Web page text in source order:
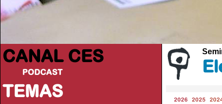
CANAL CES
PODCAST
TEMAS
2026 2025